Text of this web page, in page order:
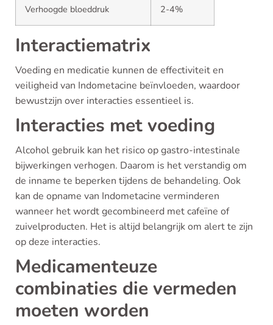
Verhoogde bloeddruk 2-4%
Interactiematrix
Voeding en medicatie kunnen de effectiviteit en
veiligheid van Indometacine beïnvloeden, waardoor
bewustzijn over interacties essentieel is.
Interacties met voeding
Alcohol gebruik kan het risico op gastro-intestinale
bijwerkingen verhogen. Daarom is het verstandig om
de inname te beperken tijdens de behandeling. Ook
kan de opname van Indometacine verminderen
wanneer het wordt gecombineerd met cafeïne of
zuivelproducten. Het is altijd belangrijk om alert te zijn
op deze interacties.
Medicamenteuze
combinaties die vermeden
moeten worden